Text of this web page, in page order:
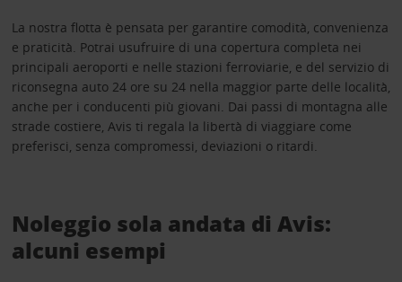
La nostra flotta è pensata per garantire comodità, convenienza
e praticità. Potrai usufruire di una copertura completa nei
principali aeroporti e nelle stazioni ferroviarie, e del servizio di
riconsegna auto 24 ore su 24 nella maggior parte delle località,
anche per i conducenti più giovani. Dai passi di montagna alle
strade costiere, Avis ti regala la libertà di viaggiare come
preferisci, senza compromessi, deviazioni o ritardi.
Noleggio sola andata di Avis:
alcuni esempi